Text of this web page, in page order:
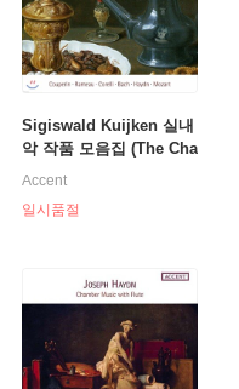
Sigiswald Kuijken 실내
악 작품 모음집 (The Cha
mber Music - The Acce
7)
Accent
일시품절